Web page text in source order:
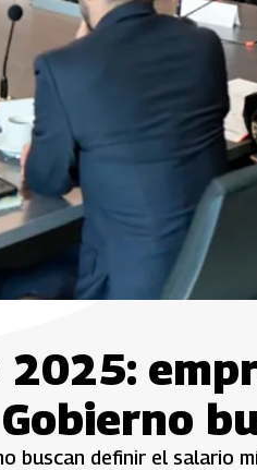
buscan definir el salario